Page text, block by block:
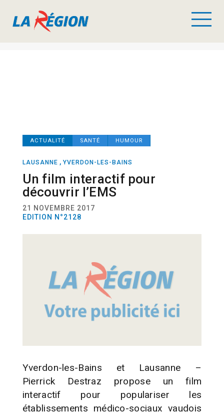
ACTUALITÉ SANTÉ HUMOUR
LAUSANNE , YVERDON-LES-BAINS
Un film interactif pour
découvrir l’EMS
21 NOVEMBRE 2017
EDITION N°2128
Yverdon-les-Bains et Lausanne –
Pierrick Destraz propose un film
interactif pour populariser les
établissements médico-sociaux vaudois